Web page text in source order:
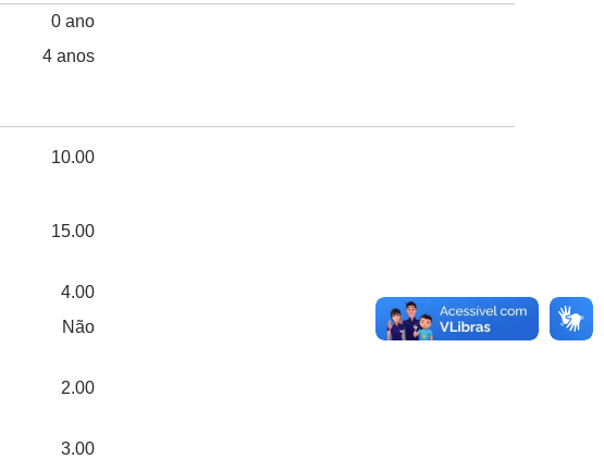
0 ano
4 anos
10.00
15.00
4.00
Não
2.00
3.00